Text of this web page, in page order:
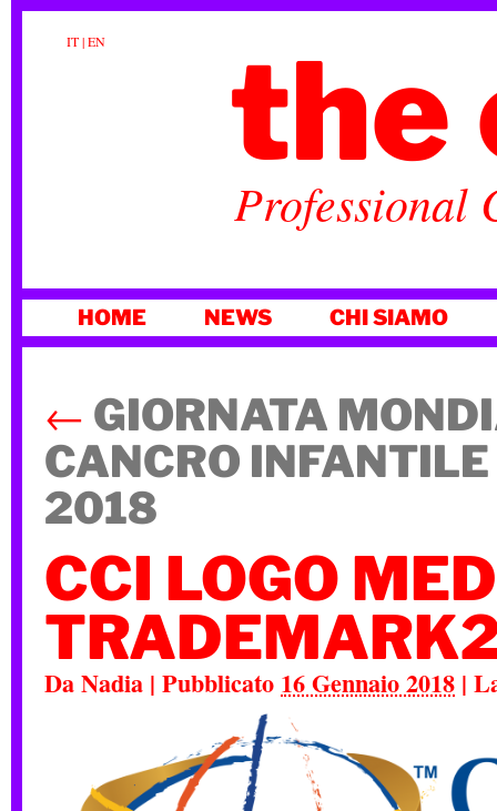
IT|EN the
Professional
AL
HOME NEWS CHI SIAMO
← GIORNATA
CANCRO
2018
CCI LOGO
DaNadia | Pubblicato 16 Gennaio 2018 |